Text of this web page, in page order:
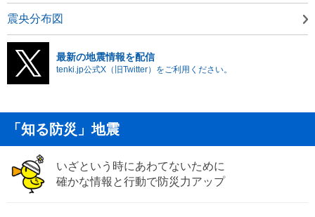
震央分布図
最新の地震情報を配信
tenki.jp公式X（旧Twitter）をご利用ください。
「知る防災」地震
いざという時にあわてないために
確かな情報と行動で防災力アップ